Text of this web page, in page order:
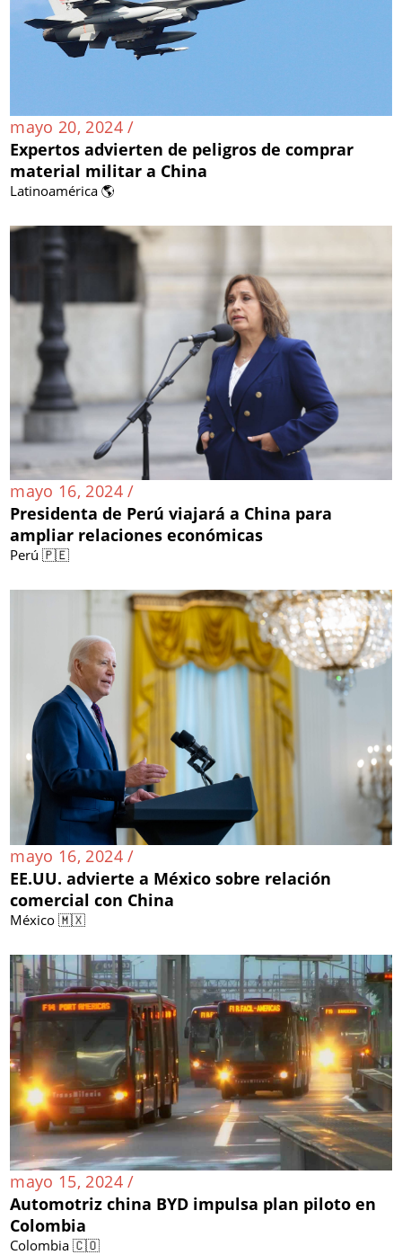
mayo 20, 2024 /
Expertos advierten de peligros de comprar
material militar a China
Latinoamérica 🌎
mayo 16, 2024 /
Presidenta de Perú viajará a China para
ampliar relaciones económicas
Perú 🇵🇪
mayo 16, 2024 /
EE.UU. advierte a México sobre relación
comercial con China
México 🇲🇽
mayo 15, 2024 /
Automotriz china BYD impulsa plan piloto en
Colombia
Colombia 🇨🇴